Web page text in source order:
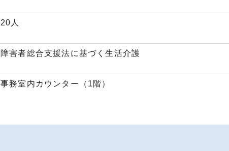
20人
障害者総合支援法に基づく生活介護
事務室内カウンター（1階）